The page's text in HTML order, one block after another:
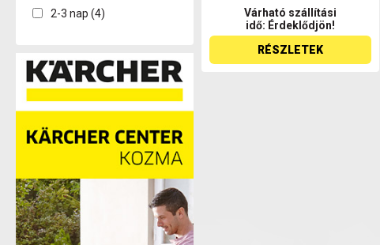
2-3 nap (4)
Várható szállítási
idő: Érdeklődjön!
RÉSZLETEK